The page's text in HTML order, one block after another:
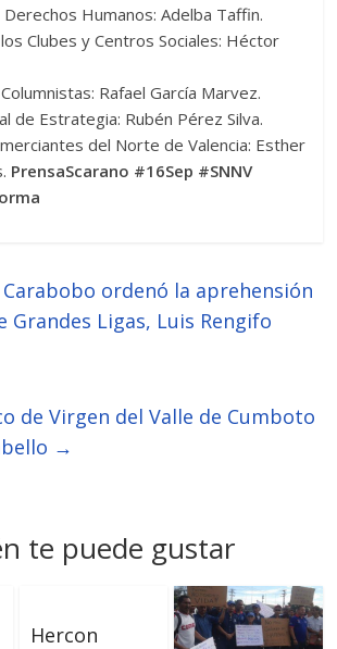
Humanos: Adelba Taffin.
Clubes y Centros Sociales: Héctor
Rafael García Marvez.
de Estrategia: Rubén Pérez Silva.
del Norte de Valencia: Esther
PrensaScarano #16Sep #SNNV
ordenó la aprehensión
Grandes Ligas, Luis Rengifo
de Virgen del Valle de Cumboto
→
te puede gustar
Hercon